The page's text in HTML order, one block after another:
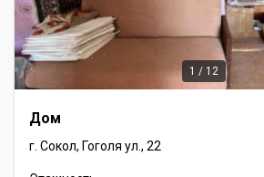
1 / 12
Дом
г. Сокол, Гоголя ул., 22